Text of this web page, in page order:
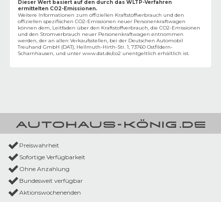
Dieser Wert basiert auf den durch das WLTP-Verfahren
ermittelten CO2-Emissionen.
Weitere Informationen zum offiziellen Kraftstoffverbrauch und den
offiziellen spezifischen CO2-Emissionen neuer Personenkraftwagen
können dem‚ Leitfaden über den Kraftstoffverbrauch, die CO2-Emissionen
und den Stromverbrauch neuer Personenkraftwagen entnommen
werden, der an allen Verkaufsstellen, bei der Deutschen Automobil
Treuhand GmbH (DAT), Hellmuth-Hirth-Str. 1, 73760 Ostfildern-
Scharnhausen, und unter www.dat.de/co2 unentgeltlich erhältlich ist.
Preiswahrheit
Sofortige Verfügbarkeit
Ohne Anzahlung
Bundesweit verfügbar
Aktionswochenenden